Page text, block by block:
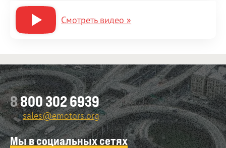
Смотреть видео »
8800 302 6939
sales@emotors.org
Мы в социальных сетях